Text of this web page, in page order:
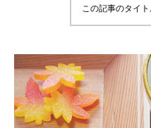
この記事のタイ